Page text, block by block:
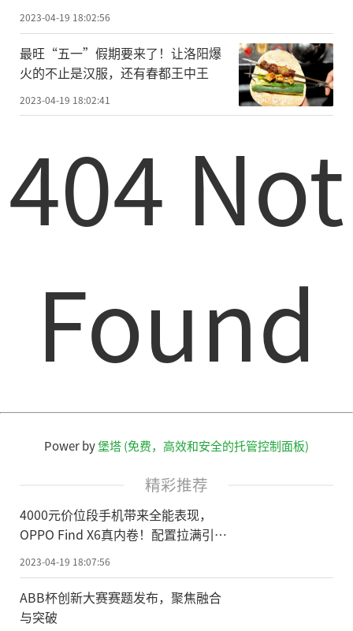
2023-04-19 18:02:56
最旺“五一”假期要来了！让洛阳爆
火的不止是汉服，还有春都王中王
2023-04-19 18:02:41
404 Not
Found
Power by堡塔 (免费，高效和安全的托管控制面板)
精彩推荐
4000元价位段手机带来全能表现，
OPPO Find X6真内卷！配置拉满引热
议
2023-04-19 18:07:56
ABB杯创新大赛赛题发布，聚焦融合
与突破